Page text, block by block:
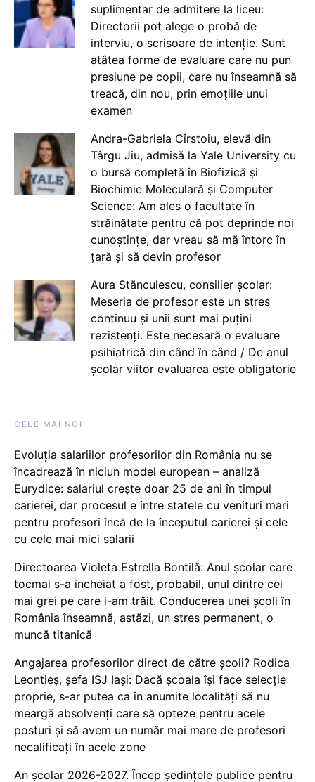
suplimentar de admitere la liceu:
Directorii pot alege o probă de
interviu, o scrisoare de intenție. Sunt
atâtea forme de evaluare care nu pun
presiune pe copii, care nu înseamnă să
treacă, din nou, prin emoțiile unui
examen
Andra-Gabriela Cîrstoiu, elevă din
Târgu Jiu, admisă la Yale University cu
o bursă completă în Biofizică și
Biochimie Moleculară și Computer
Science: Am ales o facultate în
străinătate pentru că pot deprinde noi
cunoștințe, dar vreau să mă întorc în
țară și să devin profesor
Aura Stănculescu, consilier școlar:
Meseria de profesor este un stres
continuu și unii sunt mai puțini
rezistenți. Este necesară o evaluare
psihiatrică din când în când / De anul
școlar viitor evaluarea este obligatorie
CELE MAI NOI
Evoluția salariilor profesorilor din România nu se
încadrează în niciun model european – analiză
Eurydice: salariul crește doar 25 de ani în timpul
carierei, dar procesul e între statele cu venituri mari
pentru profesori încă de la începutul carierei și cele
cu cele mai mici salarii
Directoarea Violeta Estrella Bontilă: Anul școlar care
tocmai s-a încheiat a fost, probabil, unul dintre cei
mai grei pe care i-am trăit. Conducerea unei școli în
România înseamnă, astăzi, un stres permanent, o
muncă titanică
Angajarea profesorilor direct de către școli? Rodica
Leontieș, șefa ISJ Iași: Dacă școala își face selecție
proprie, s-ar putea ca în anumite localități să nu
meargă absolvenți care să opteze pentru acele
posturi și să avem un număr mai mare de profesori
necalificați în acele zone
An școlar 2026-2027. Încep ședințele publice pentru